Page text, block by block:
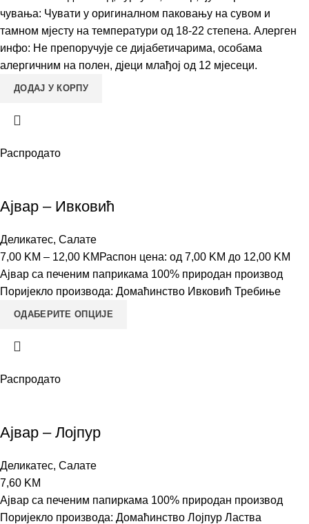
чувања: Чувати у оригиналном паковању на сувом и
тамном мјесту на температури од 18-22 степена. Алерген
инфо: Не препоручује се дијабетичарима, особама
алергичним на полен, дјеци млађој од 12 мјесеци.
ДОДАЈ У КОРПУ
Распродато
Ајвар – Ивковић
Деликатес, Салате
7,00 KM – 12,00 KM Распон цена: од 7,00 KM до 12,00 KM
Ајвар са печеним паприкама 100% природан производ
Поријекло производа: Домаћинство Ивковић Требиње
ОДАБЕРИТЕ ОПЦИЈЕ
Распродато
Ајвар – Лојпур
Деликатес, Салате
7,60 KM
Ајвар са печеним папиркама 100% природан производ
Поријекло производа: Домаћинство Лојпур Ластва